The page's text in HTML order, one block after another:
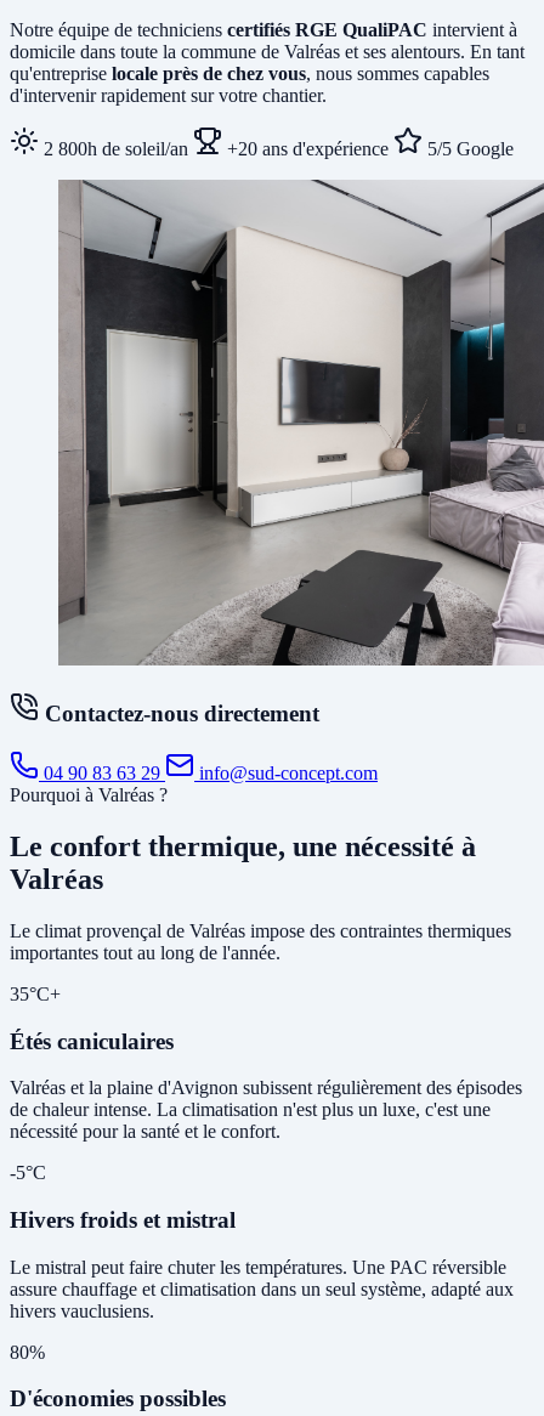
Notre équipe de techniciens certifiés RGE QualiPAC intervient à
domicile dans toute la commune de Valréas et ses alentours. En tant
qu'entreprise locale près de chez vous, nous sommes capables
d'intervenir rapidement sur votre chantier.
2 800h de soleil/an +20 ans d'expérience 5/5 Google
Contactez-nous directement
04 90 83 63 29
info@sud-concept.com
Pourquoi à Valréas ?
Le confort thermique, une nécessité à
Valréas
Le climat provençal de Valréas impose des contraintes thermiques
importantes tout au long de l'année.
35°C+
Étés caniculaires
Valréas et la plaine d'Avignon subissent régulièrement des épisodes
de chaleur intense. La climatisation n'est plus un luxe, c'est une
nécessité pour la santé et le confort.
-5°C
Hivers froids et mistral
Le mistral peut faire chuter les températures. Une PAC réversible
assure chauffage et climatisation dans un seul système, adapté aux
hivers vauclusiens.
80%
D'économies possibles